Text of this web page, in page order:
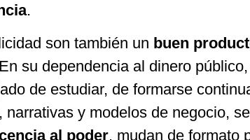
.
son también un buen
su dependencia al dinero público,
de estudiar, de formarse
y modelos de negocio,
al poder, mudan de formato